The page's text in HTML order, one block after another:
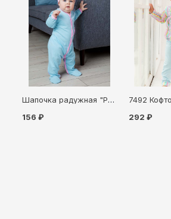
Шапочка радужная "Радуга" для новорожденного (8792)
156 ₽ 292 ₽